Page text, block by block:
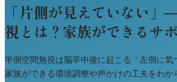
「片側が見えていない」
視とは？家族ができるサ
半側空間無視は脳卒中後に起こる「左側に気
家族ができる環境調整や声かけの工夫をわか